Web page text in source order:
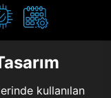
kullanılan